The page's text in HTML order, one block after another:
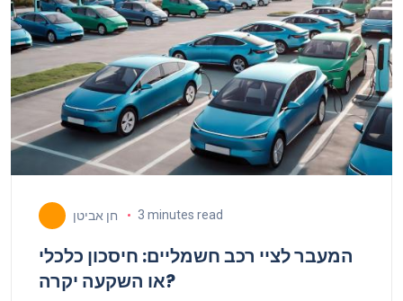
חן אביטן 3 minutes read
המעבר לציי רכב חשמליים: חיסכון כלכלי
או השקעה יקרה?